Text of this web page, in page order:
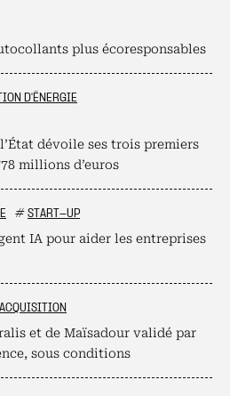
plus écoresponsables
D'ÉNERGIE
dévoile ses trois premiers
millions d’euros
# START-UP
IA pour aider les entreprises
et de Maïsadour validé par
sous conditions